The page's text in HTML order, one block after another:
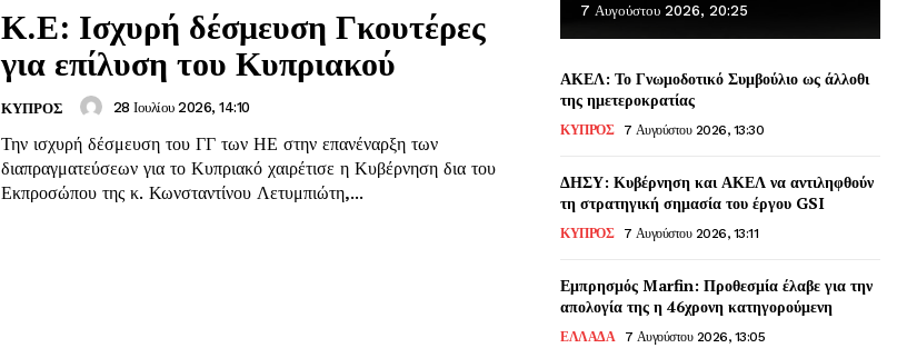
Κ.Ε: Ισχυρή δέσμευση Γκουτέρες
για επίλυση του Κυπριακού
ΚΥΠΡΟΣ 28 Ιουλίου 2026, 14:10
Την ισχυρή δέσμευση του ΓΓ των ΗΕ στην επανέναρξη των
διαπραγματεύσεων για το Κυπριακό χαιρέτισε η Κυβέρνηση δια του
Εκπροσώπου της κ. Κωνσταντίνου Λετυμπιώτη,...
7 Αυγούστου 2026, 20:25
ΑΚΕΛ: Το Γνωμοδοτικό Συμβούλιο ως άλλοθι
της ημετεροκρατίας
ΚΥΠΡΟΣ 7 Αυγούστου 2026, 13:30
ΔΗΣΥ: Κυβέρνηση και ΑΚΕΛ να αντιληφθούν
τη στρατηγική σημασία του έργου GSI
ΚΥΠΡΟΣ 7 Αυγούστου 2026, 13:11
Εμπρησμός Marfin: Προθεσμία έλαβε για την
απολογία της η 46χρονη κατηγορούμενη
ΕΛΛΑΔΑ 7 Αυγούστου 2026, 13:05